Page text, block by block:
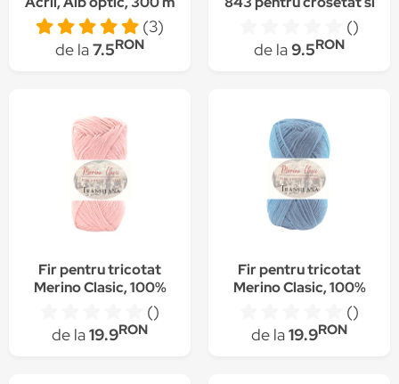
(3)
de la7.5RON
albastru, 300 m
()
de la9.5RON
Fir pentru tricotat
Merino Clasic, 100%
lana merinos, culoare
C2000, 100 g, 280 m
()
de la19.9RON
Fir pentru tricotat
Merino Clasic, 100%
lana merinos, culoare
C6000, 100 g, 280 m
()
de la19.9RON